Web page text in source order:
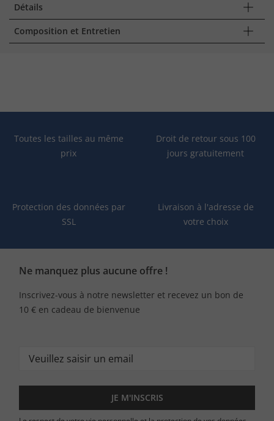
Détails
Composition et Entretien
Toutes les tailles au même
prix
Droit de retour sous 100
jours gratuitement
Protection des données par
SSL
Livraison à l'adresse de
votre choix
Ne manquez plus aucune offre !
Inscrivez-vous à notre newsletter et recevez un bon de
10 € en cadeau de bienvenue
JE M'INSCRIS